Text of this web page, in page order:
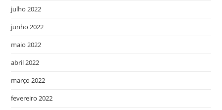
julho 2022
junho 2022
maio 2022
abril 2022
março 2022
fevereiro 2022